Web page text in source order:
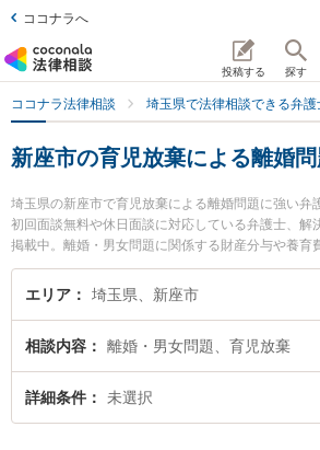
ココナラへ
投稿する 探す
ココナラ法律相談 埼玉県で法律相談できる弁護
新座市の育児放棄による離婚
埼玉県の新座市で育児放棄による離婚問題に強い弁
初回面談無料や休日面談に対応している弁護士、解
掲載中。離婚・男女問題に関係する財産分与や養育
の絞り込み検索もでき便利です。特に本山健法律事
フィール情報や弁護士費用、強みなどが注目されて
検索したい』『初回相談無料で育児放棄による離婚
市内の弁護士に相談予約したい』などでお困りの相
エリア 埼玉県、新座市
相談内容 離婚・男女問題、育児放棄
詳細条件 未選択